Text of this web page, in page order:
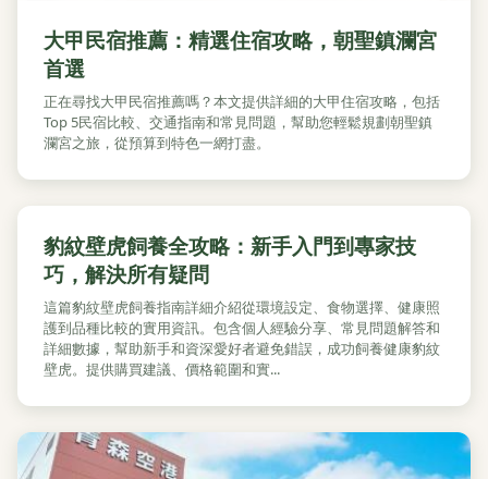
大甲民宿推薦：精選住宿攻略，朝聖鎮瀾宮
首選
正在尋找大甲民宿推薦嗎？本文提供詳細的大甲住宿攻略，包括
Top 5民宿比較、交通指南和常見問題，幫助您輕鬆規劃朝聖鎮
瀾宮之旅，從預算到特色一網打盡。
豹紋壁虎飼養全攻略：新手入門到專家技
巧，解決所有疑問
這篇豹紋壁虎飼養指南詳細介紹從環境設定、食物選擇、健康照
護到品種比較的實用資訊。包含個人經驗分享、常見問題解答和
詳細數據，幫助新手和資深愛好者避免錯誤，成功飼養健康豹紋
壁虎。提供購買建議、價格範圍和實...